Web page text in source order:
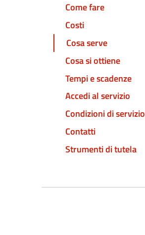
Come fare
Costi
Cosa serve
Cosa si ottiene
Tempi e scadenze
Accedi al servizio
Condizioni di servizio
Contatti
Strumenti di tutela